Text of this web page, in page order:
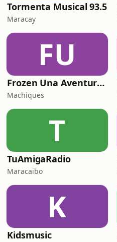
Tormenta Musical 93.5
Maracay
FU
Frozen Una Aventura Congelada
Machiques
T
TuAmigaRadio
Maracaibo
K
Kidsmusic